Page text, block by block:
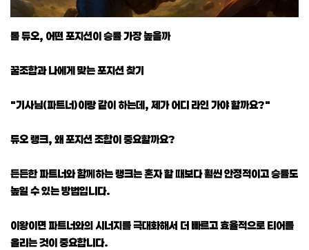
롤 듀오, 어떤 포지션이 승률 가장 높을까
꿀조합과 나에게 맞는 포지션 찾기
"기사님(파트너)이랑 같이 하는데, 제가 어디 라인 가야 할까요?"
듀오 랭크, 왜 포지션 조합이 중요할까요?
든든한 파트너와 함께하는 랭크는 혼자 할 때보다 훨씬 안정적이고 승률도
높일 수 있는 방법입니다.
이왕이면 파트너와의 시너지를 극대화해서 더 빠르고 효율적으로 티어를
올리는 것이 중요합니다.